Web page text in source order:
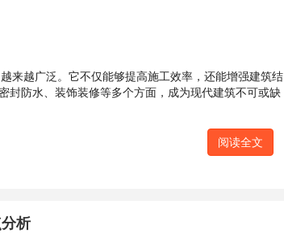
来越广泛。它不仅能够提高施工效率，还能增强建筑结
封防水、装饰装修等多个方面，成为现代建筑不可或缺
阅读全文
析